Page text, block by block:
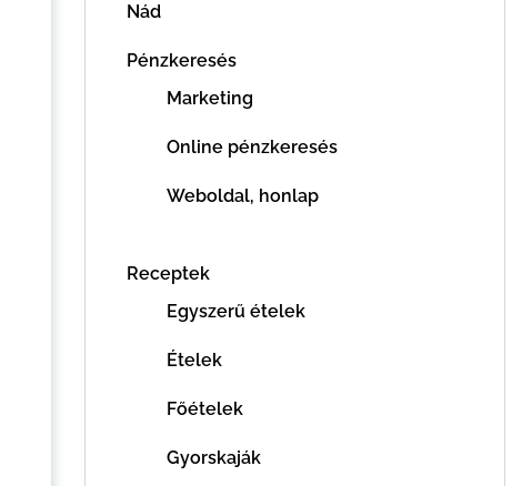
Nád
Pénzkeresés
Marketing
Online pénzkeresés
Weboldal, honlap
Receptek
Egyszerű ételek
Ételek
Főételek
Gyorskaják